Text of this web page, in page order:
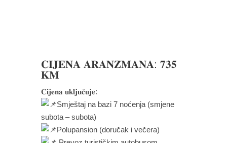
𝐂𝐈𝐉𝐄𝐍𝐀 𝐀𝐑𝐀𝐍𝐙̌𝐌𝐀𝐍𝐀: 𝟕𝟑𝟓
𝐊𝐌
𝐂𝐢𝐣𝐞𝐧𝐚 𝐮𝐤𝐥𝐣𝐮𝐜̌𝐮𝐣𝐞:
Smještaj na bazi 7 noćenja (smjene
subota – subota)
Polupansion (doručak i večera)